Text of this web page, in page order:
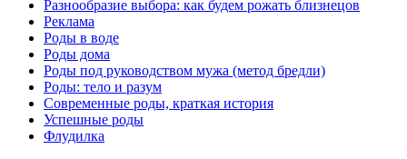
Разнообразие выбора: как будем рожать близнецов
Реклама
Роды в воде
Роды дома
Роды под руководством мужа (метод бредли)
Роды: тело и разум
Современные роды, краткая история
Успешные роды
Флудилка